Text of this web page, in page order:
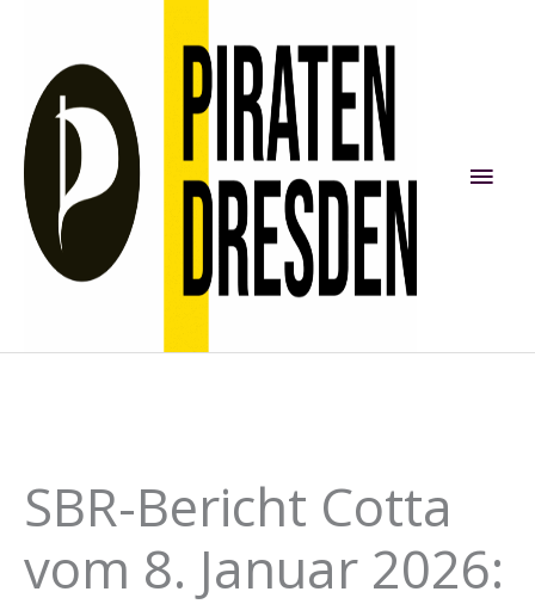
springen
SBR-Bericht Cotta
vom 8. Januar 2026: